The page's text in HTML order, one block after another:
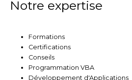
Notre expertise
Formations
Certifications
Conseils
Programmation VBA
Développement d'Applications